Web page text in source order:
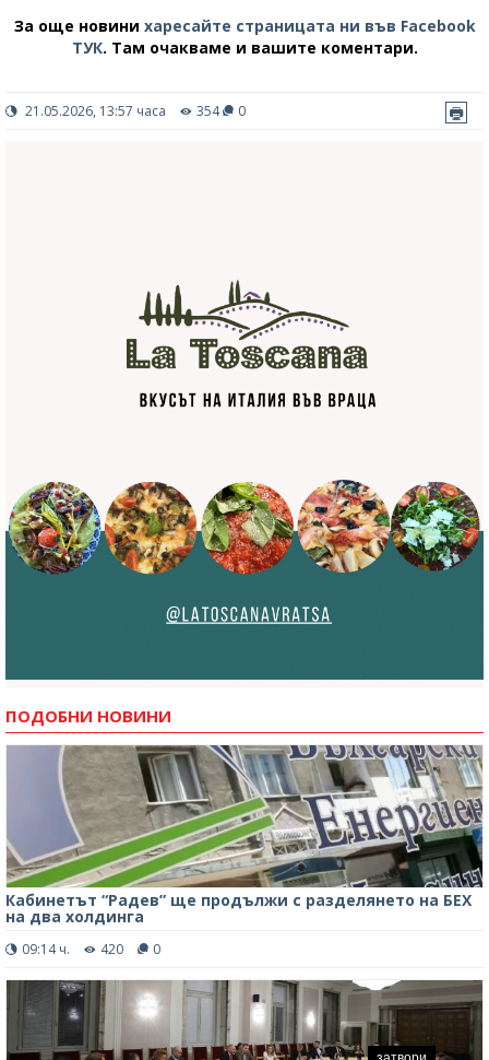
За още новини харесайте страницата ни във Facebook
ТУК. Там очакваме и вашите коментари.
21.05.2026, 13:57 часа 354 0
ПОДОБНИ НОВИНИ
Кабинетът “Радев” ще продължи с разделянето на БЕХ
на два холдинга
09:14 ч. 420 0